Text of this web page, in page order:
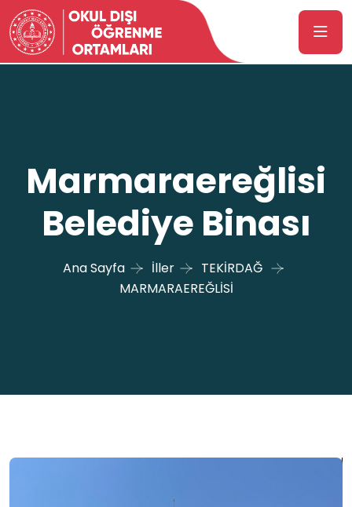
Marmaraereğlisi
Belediye Binası
Ana Sayfa İller
TEKİRDAĞ
MARMARAEREĞLİSİ